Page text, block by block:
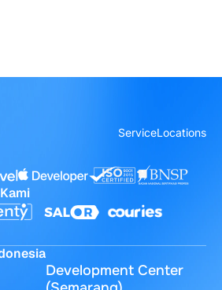
ServiceLocations
Development Center